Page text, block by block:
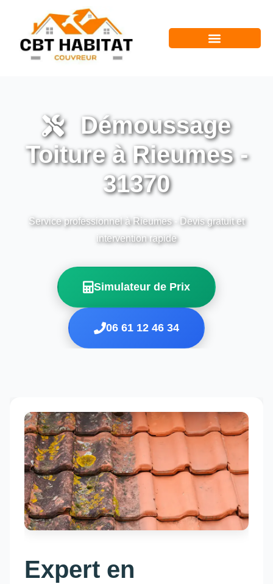
Démoussage
Toiture à Rieumes -
31370
Service professionnel à Rieumes - Devis gratuit et
intervention rapide
Simulateur de Prix
06 61 12 46 34
Expert en